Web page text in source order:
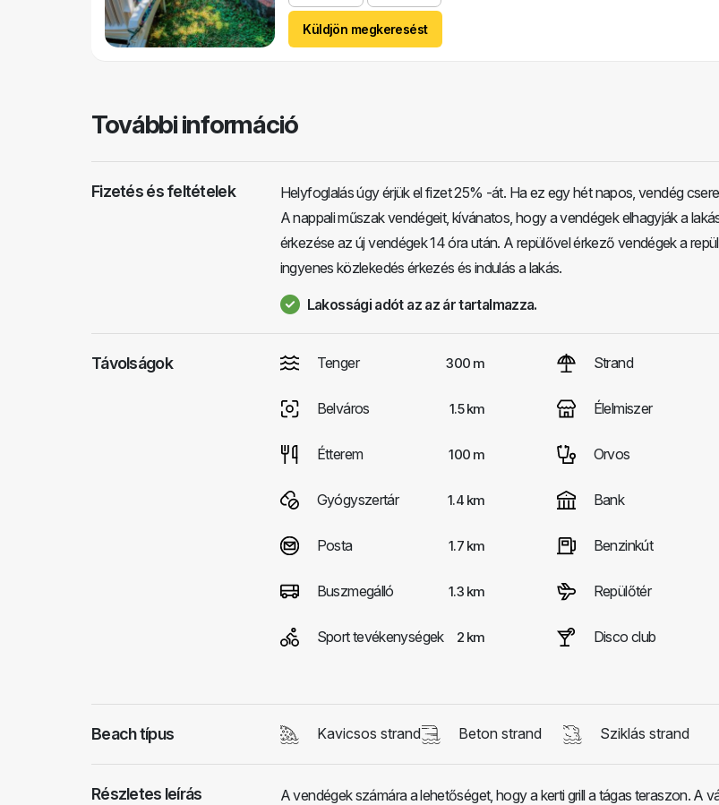
Küldjön megkeresést
További információ
Fizetés és feltételek
Helyfoglalás úgy érjük el fizet 25% -át. Ha ez egy hét napos, vendég
A nappali műszak vendégeit, kívánatos, hogy a vendégek elhagyják a
érkezése az új vendégek 14 óra után. A repülővel érkező vendégek a
ingyenes közlekedés érkezés és indulás a lakás.
Lakossági adót az az ár tartalmazza.
Távolságok Tenger 300 m Strand
Belváros 1.5 km Élelmiszer
Étterem 100 m Orvos
Gyógyszertár 1.4 km Bank
Posta 1.7 km Benzinkút
Buszmegálló 1.3 km Repülőtér
Sport tevékenységek 2 km Disco club
Beach típus Kavicsos strand Beton strand Sziklás strand
Részletes leírás
A vendégek számára a lehetőséget, hogy a kerti grill a tágas teraszon. A